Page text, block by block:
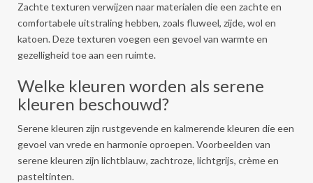
Zachte texturen verwijzen naar materialen die een zachte en
comfortabele uitstraling hebben, zoals fluweel, zijde, wol en
katoen. Deze texturen voegen een gevoel van warmte en
gezelligheid toe aan een ruimte.
Welke kleuren worden als serene
kleuren beschouwd?
Serene kleuren zijn rustgevende en kalmerende kleuren die een
gevoel van vrede en harmonie oproepen. Voorbeelden van
serene kleuren zijn lichtblauw, zachtroze, lichtgrijs, crème en
pasteltinten.